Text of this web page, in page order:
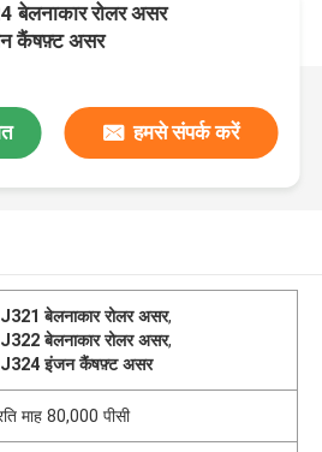
रोलर असर
कैंषफ़्ट असर
हमसे संपर्क करें
बेलनाकार रोलर असर,
बेलनाकार रोलर असर,
इंजन कैंषफ़्ट असर
माह 80,000 पीसी